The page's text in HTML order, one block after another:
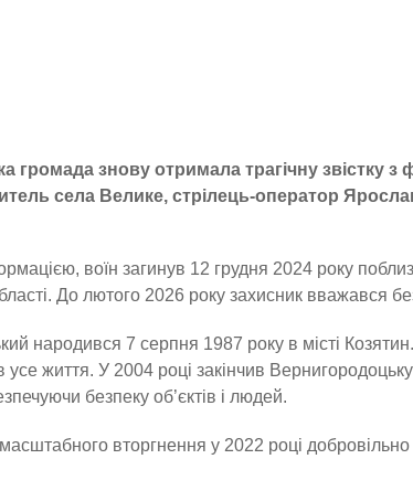
громада знову отримала трагічну звістку
села Велике, стрілець-оператор
воїн загинув 12 грудня 2024 року
До лютого 2026 року захисник вважався
народився 7 серпня 1987 року в місті
життя. У 2004 році закінчив
безпеку об’єктів і людей.
вторгнення у 2022 році